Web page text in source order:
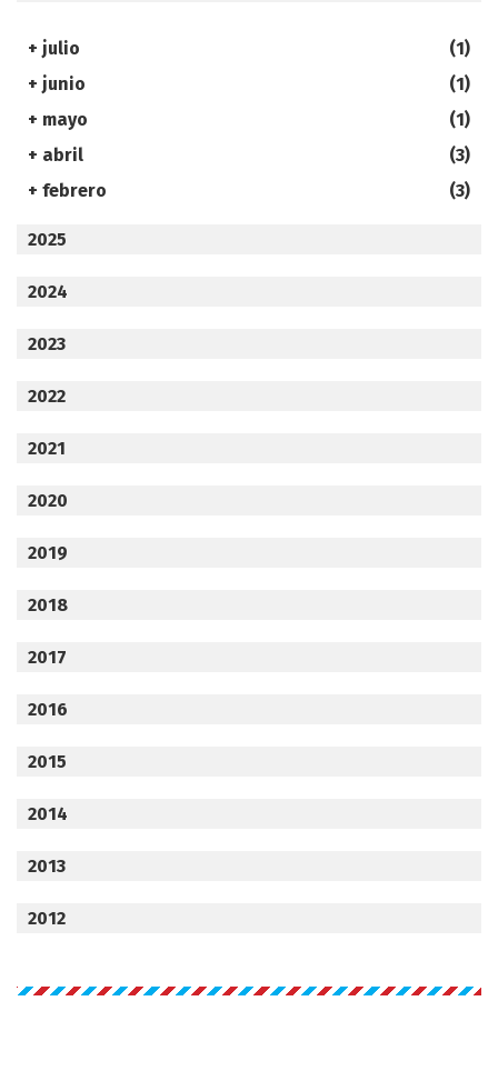
+ julio
(1)
+ junio
(1)
+ mayo
(1)
+ abril
(3)
+ febrero (3)
2025
2024
2023
2022
2021
2020
2019
2018
2017
2016
2015
2014
2013
2012